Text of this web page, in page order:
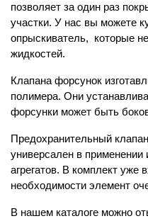
позволяет за один раз
участки. У нас вы можете
опрыскиватель,  которые
жидкостей.
Клапана форсунок
полимера. Они
форсунки может быть
Предохранительный
универсален в
агрегатов. В комплект уже
необходимости элемент
В нашем каталоге можно